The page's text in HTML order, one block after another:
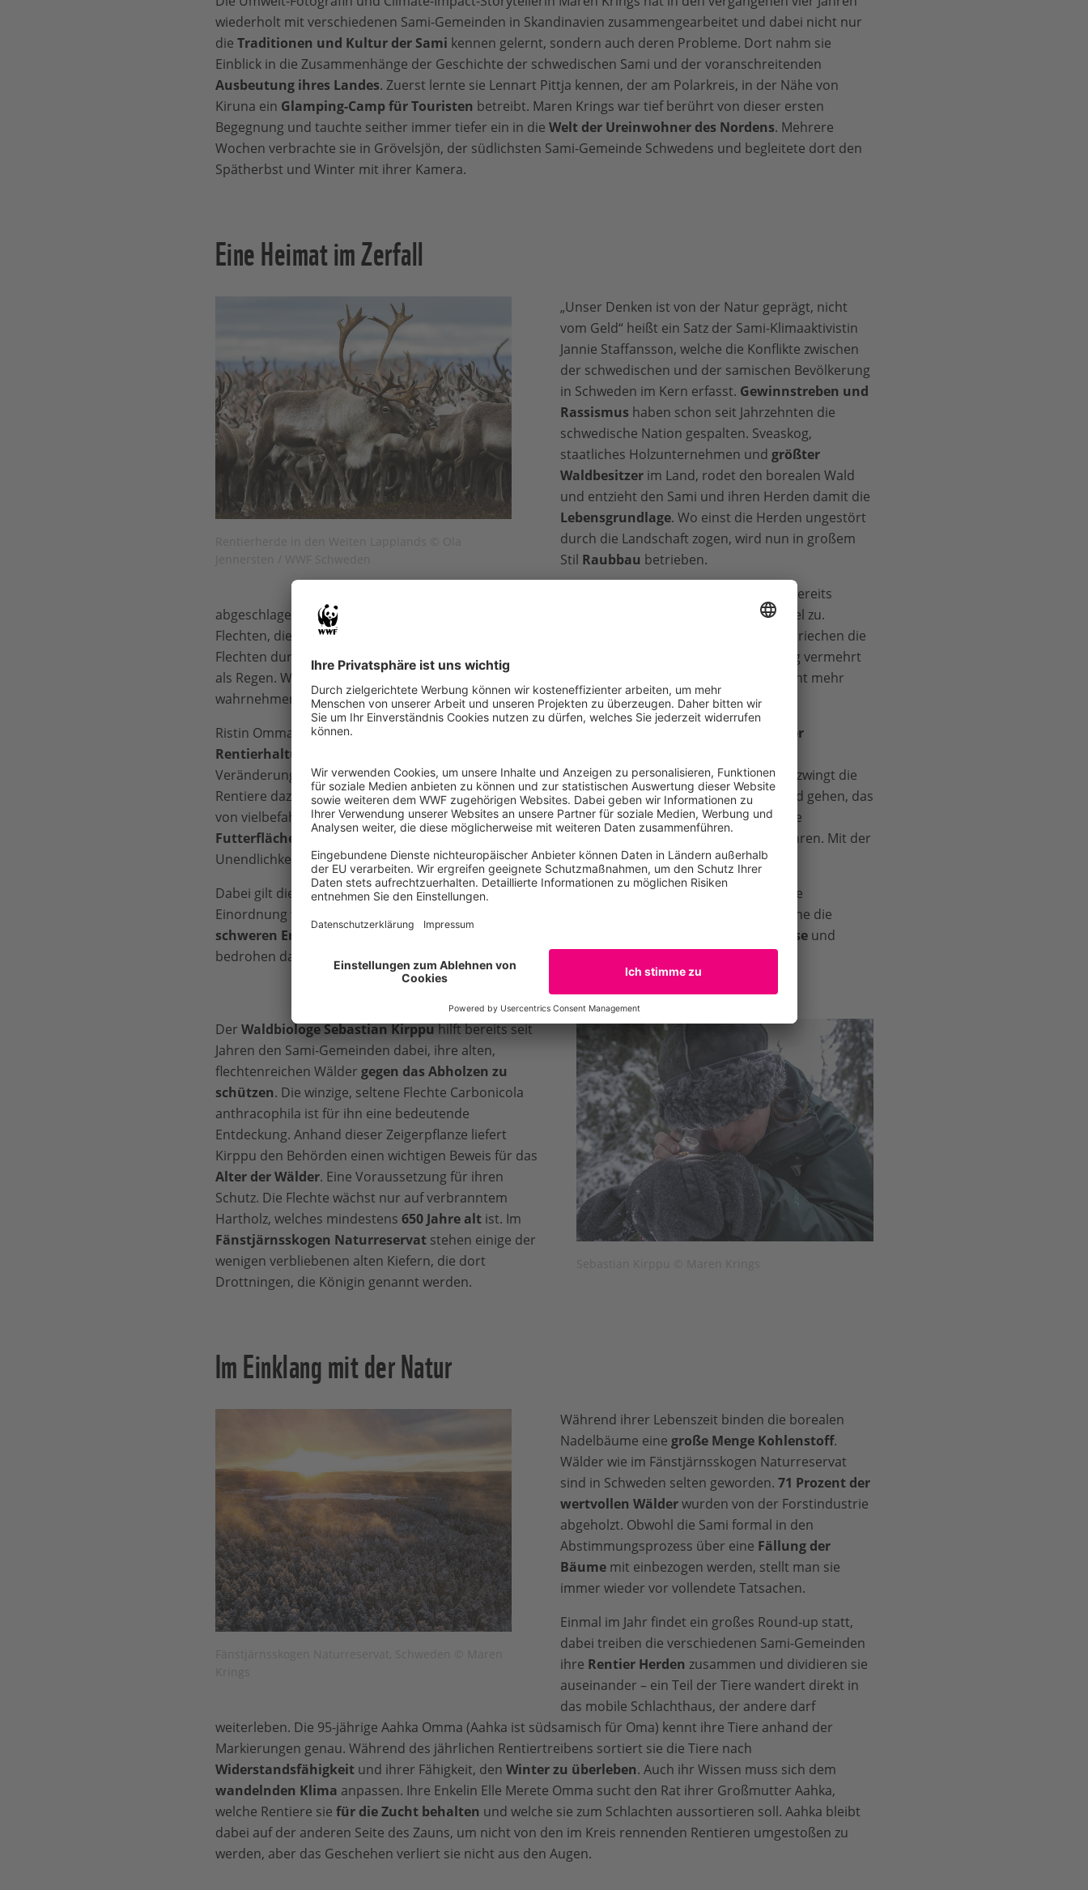
wiederholt mit verschiedenen Sami-Gemeinden in Skandinavien zusammengearbeitet und dabei nicht nur
die Traditionen und Kultur der Sami kennen gelernt, sondern auch deren Probleme. Dort nahm sie
Einblick in die Zusammenhänge der Geschichte der schwedischen Sami und der voranschreitenden
Ausbeutung ihres Landes. Zuerst lernte sie Lennart Pittja kennen, der am Polarkreis, in der Nähe von
Kiruna ein Glamping-Camp für Touristen betreibt. Maren Krings war tief berührt von dieser ersten
Begegnung und tauchte seither immer tiefer ein in die Welt der Ureinwohner des Nordens. Mehrere
Wochen verbrachte sie in Grövelsjön, der südlichsten Sami-Gemeinde Schwedens und begleitete dort den
Spätherbst und Winter mit ihrer Kamera.
Eine Heimat im Zerfall
„Unser Denken ist von der Natur geprägt, nicht
vom Geld“ heißt ein Satz der Sami-Klimaaktivistin
Jannie Staffansson, welche die Konflikte zwischen
der schwedischen und der samischen Bevölkerung
in Schweden im Kern erfasst. Gewinnstreben und
Rassismus haben schon seit Jahrzehnten die
schwedische Nation gespalten. Sveaskog,
staatliches Holzunternehmen und größter
Waldbesitzer im Land, rodet den borealen Wald
und entzieht den Sami und ihren Herden damit die
Lebensgrundlage. Wo einst die Herden ungestört
durch die Landschaft zogen, wird nun in großem
Stil Raubbau betrieben.
sind bereits
abgeschlagen, manche von ihnen 700 Jahre alt. Den noch intakten Flächen setzt der Klimawandel zu.
Flechten, die auf dem Boden und an den Bäumen wachsen, sind die
. Sie riechen die
Flechten durch die Schneedecke hindurch. Durch die
fällt der Niederschlag vermehrt
als Regen. Wenn das Wasser wieder gefriert, können die Tiere den Flechtengeruch darunter nicht mehr
wahrnehmen. Sie müssen weiterziehen, und oft verenden sie.
Ristin Omma, aus der norwegischen Nachbargemeinde von Grövelsjön, ist mit der
Tradition der
Rentierhaltung
Veränderungen erlebt haben. In wärmeren Wintern können die Seen nicht mehr zufrieren. Das zwingt die
Rentiere dazu, ihreWanderroute zu den Weidegründenzu ändern. Sie müssen nun durch Land gehen, das
von vielbefahrenen Straßen durchzogen ist. Statt großer, zusammenhängender Gebiete sind die
Futterflächen der Tiere parzelliert, die Sami müssen sie von einem Waldfleck zum anderen führen. Mit der
Unendlichkeit des Ursprungs von Sapmi hat das nicht mehr viel zu tun.
Dabei gilt die
schwedische Forstwirtschaftweltweit als eines der nachhaltigsten Modelle. Diese
Einordnung wurde jedoch auf Basis des Geldes, nicht der Natur gemacht. Die Kahlschläge, welche die
schweren Erntemaschinen
verursachen, bedrohen die Biodiversität, sind Quelle für Klimagaseund
bedrohen das Überleben der samischen Kultur.
Der Waldbiologe Sebastian Kirppuhilft bereits seit
Jahren den Sami-Gemeinden dabei, ihre alten,
flechtenreichen Wälder gegen das Abholzen zu
schützen. Die winzige, seltene Flechte Carbonicola
anthracophila ist für ihn eine bedeutende
Entdeckung. Anhand dieser Zeigerpflanze liefert
Kirppu den Behörden einen wichtigen Beweis für das
Alter der Wälder. Eine Voraussetzung für ihren
Schutz. Die Flechte wächst nur auf verbranntem
Hartholz, welches mindestens 650 Jahre altist. Im
Fänstjärnsskogen Naturreservatstehen einige der
wenigen verbliebenen alten Kiefern, die dort
Drottningen, die Königin genannt werden.
Im Einklang mit der Natur
Während ihrer Lebenszeit binden die borealen
Nadelbäume eine große Menge Kohlenstoff.
Wälder wie im Fänstjärnsskogen Naturreservat
sind in Schweden selten geworden. 71 Prozent der
wertvollen Wälderwurden von der Forstindustrie
abgeholzt. Obwohl die Sami formal in den
Abstimmungsprozess über eine Fällung der
Bäume mit einbezogen werden, stellt man sie
immer wieder vor vollendete Tatsachen.
Einmal im Jahr findet ein großes Round-up statt,
dabei treiben die verschiedenen Sami-Gemeinden
ihre Rentier Herden zusammen und dividieren sie
auseinander – ein Teil der Tiere wandert direkt in
das mobile Schlachthaus, der andere darf
weiterleben. Die 95-jährige Aahka Omma (Aahka ist südsamisch für Oma) kennt ihre Tiere anhand der
Markierungen genau. Während des jährlichen Rentiertreibens sortiert sie die Tiere nach
Widerstandsfähigkeit und ihrer Fähigkeit, den Winter zu überleben. Auch ihr Wissen muss sich dem
wandelnden Klima anpassen. Ihre Enkelin Elle Merete Omma sucht den Rat ihrer Großmutter Aahka,
welche Rentiere sie für die Zucht behalten und welche sie zum Schlachten aussortieren soll. Aahka bleibt
dabei auf der anderen Seite des Zauns, um nicht von den im Kreis rennenden Rentieren umgestoßen zu
werden, aber das Geschehen verliert sie nicht aus den Augen.